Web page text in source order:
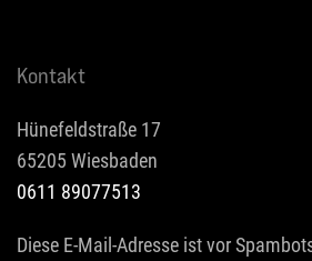
Kontakt
Hünefeldstraße 17
65205 Wiesbaden
0611 89077513
Diese E-Mail-Adresse ist vor